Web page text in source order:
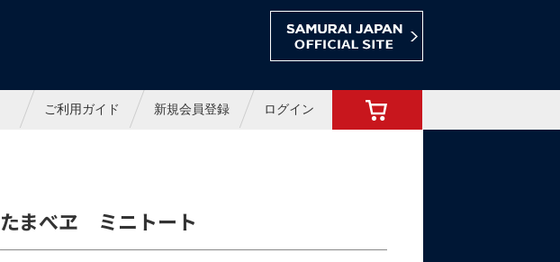
ラインショップ
ご利用ガイド 新規会員登録 ログイン
たまべヱ ミニトート